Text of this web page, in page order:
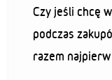
Czy jeśli chcę
podczas
razem